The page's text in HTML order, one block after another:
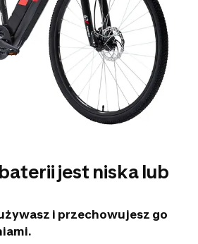
jest niska lub
i przechowujesz go